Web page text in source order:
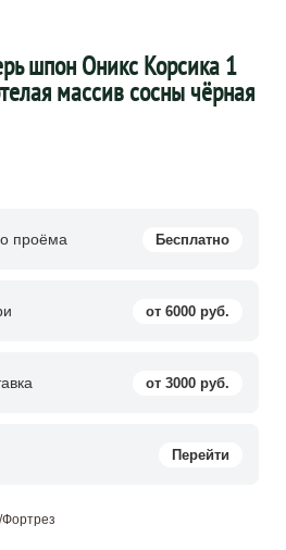
шпон Оникс Корсика 1
массив сосны чёрная
проёма Бесплатно
от 6000 руб.
от 3000 руб.
Перейти